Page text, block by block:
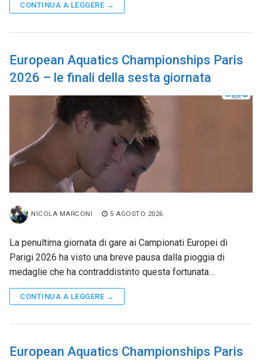
CONTINUA A LEGGERE →
European Aquatics Championships Paris
2026 – le finali della sesta giornata
NICOLA MARCONI 5 AGOSTO 2026
La penultima giornata di gare ai Campionati Europei di
Parigi 2026 ha visto una breve pausa dalla pioggia di
medaglie che ha contraddistinto questa fortunata…
CONTINUA A LEGGERE →
European Aquatics Championships Paris